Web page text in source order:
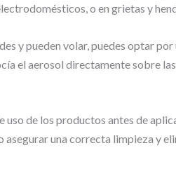
o en grietas y
y pueden volar, puedes optar
el aerosol directamente sobre
uso de los productos antes de
una correcta limpieza y